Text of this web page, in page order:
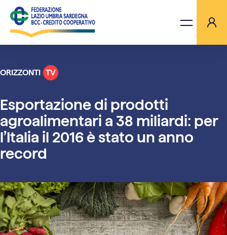
LA FEDERAZIONE
BANCHE
PROGETTI
ORIZZONTI TV
ORIZZONTI TV
Esportazione di prodotti
agroalimentari a 38 miliardi: per
l’Italia il 2016 è stato un anno
record